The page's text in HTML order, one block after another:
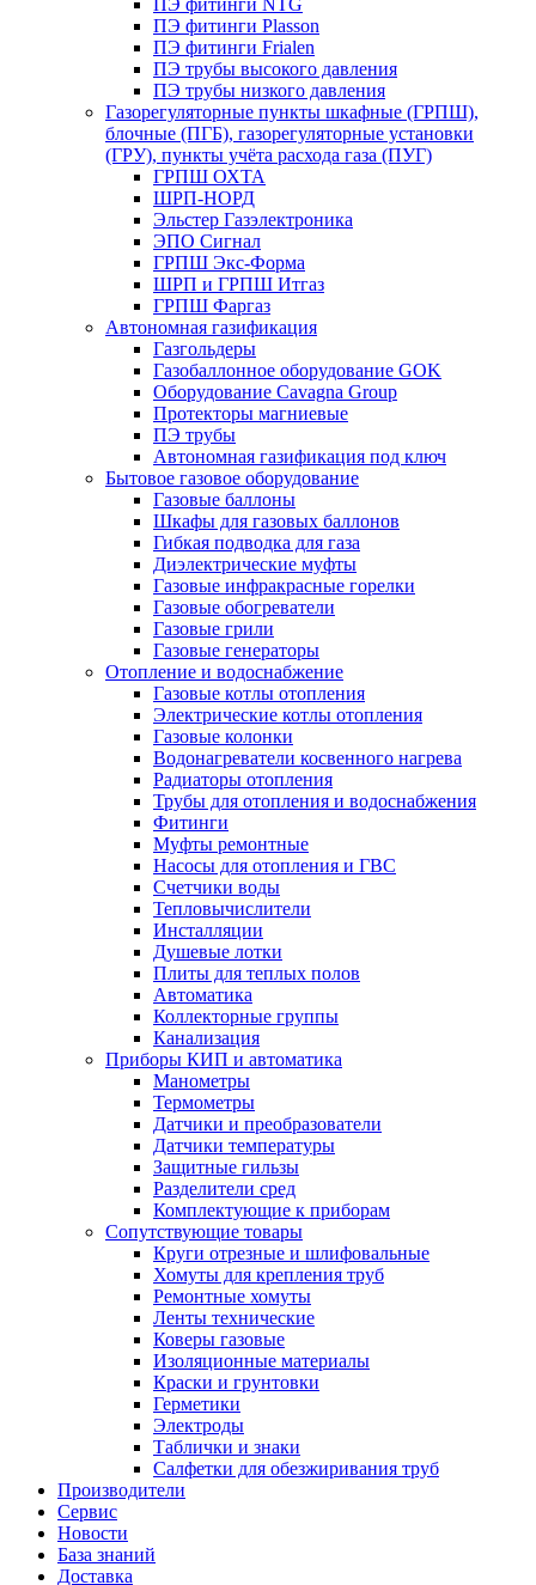
ПЭ фитинги NTG
ПЭ фитинги Plasson
ПЭ фитинги Frialen
ПЭ трубы высокого давления
ПЭ трубы низкого давления
Газорегуляторные пункты шкафные (ГРПШ),
блочные (ПГБ), газорегуляторные установки
(ГРУ), пункты учёта расхода газа (ПУГ)
ГРПШ ОХТА
ШРП-НОРД
Эльстер Газэлектроника
ЭПО Сигнал
ГРПШ Экс-Форма
ШРП и ГРПШ Итгаз
ГРПШ Фаргаз
Автономная газификация
Газгольдеры
Газобаллонное оборудование GOK
Оборудование Cavagna Group
Протекторы магниевые
ПЭ трубы
Автономная газификация под ключ
Бытовое газовое оборудование
Газовые баллоны
Шкафы для газовых баллонов
Гибкая подводка для газа
Диэлектрические муфты
Газовые инфракрасные горелки
Газовые обогреватели
Газовые грили
Газовые генераторы
Отопление и водоснабжение
Газовые котлы отопления
Электрические котлы отопления
Газовые колонки
Водонагреватели косвенного нагрева
Радиаторы отопления
Трубы для отопления и водоснабжения
Фитинги
Муфты ремонтные
Насосы для отопления и ГВС
Счетчики воды
Тепловычислители
Инсталляции
Душевые лотки
Плиты для теплых полов
Автоматика
Коллекторные группы
Канализация
Приборы КИП и автоматика
Манометры
Термометры
Датчики и преобразователи
Датчики температуры
Защитные гильзы
Разделители сред
Комплектующие к приборам
Сопутствующие товары
Круги отрезные и шлифовальные
Хомуты для крепления труб
Ремонтные хомуты
Ленты технические
Коверы газовые
Изоляционные материалы
Краски и грунтовки
Герметики
Электроды
Таблички и знаки
Салфетки для обезжиривания труб
Производители
Сервис
Новости
База знаний
Доставка